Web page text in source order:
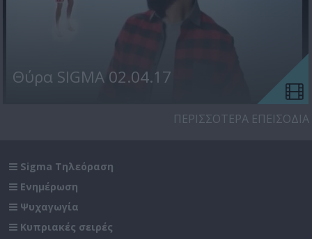
Θύρα SIGMA 02.04.17
ΠΕΡΙΣΣΟΤΕΡΑ ΕΠΕΙΣΟΔΙΑ
Sigma Τηλεόραση
Ενημέρωση
Ψυχαγωγία
Κυπριακές σειρές